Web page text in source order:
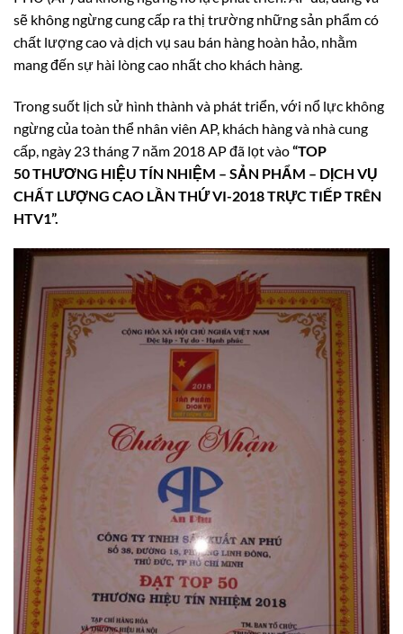
sẽ không ngừng cung cấp ra thị trường những sản phẩm có
chất lượng cao và dịch vụ sau bán hàng hoàn hảo, nhằm
mang đến sự hài lòng cao nhất cho khách hàng.
Trong suốt lịch sử hình thành và phát triển, với nổ lực không
ngừng của toàn thể nhân viên AP, khách hàng và nhà cung
cấp, ngày 23 tháng 7 năm 2018 AP đã lọt vào“TOP
50 THƯƠNG HIỆU TÍN NHIỆM – SẢN PHẨM – DỊCH VỤ
CHẤT LƯỢNG CAO LẦN THỨ VI-2018 TRỰC TIẾP TRÊN
HTV1”.